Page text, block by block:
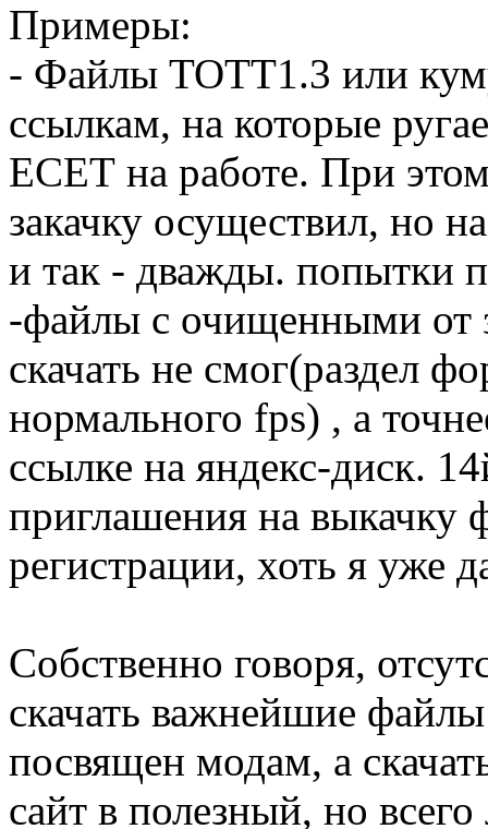
Примеры:
- Файлы ТОТТ1.3 или
ссылкам, на которые
ЕСЕТ на работе. При
закачку осуществил, но
и так - дважды. попытки
-файлы с очищенными от
скачать не смог(раздел
нормального fps) , а
ссылке на яндекс-диск.
приглашения на выкачку
регистрации, хоть я уже
Собственно говоря,
скачать важнейшие
посвящен модам, а
сайт в полезный, но